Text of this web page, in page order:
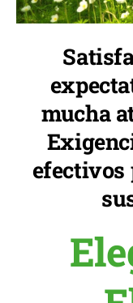
mucha
efectivos